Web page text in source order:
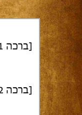
[ברכה 1]
[ברכה 2]